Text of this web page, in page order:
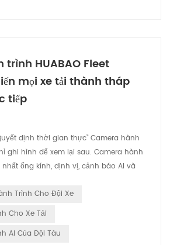
HUABAO Fleet
mọi xe tải thành tháp
tiếp
định thời gian thực” Camera hành
ghi hình để xem lại sau. Camera hành
ống kính, định vị, cảnh báo AI và
phối viên ngồi trực tiếp tại văn
cảnh báo ngay lập tức trong cabin—
Trình Cho Đội Xe
Cho Xe Tải
AI Của Đội Tàu